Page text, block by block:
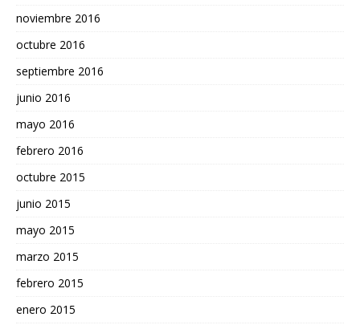
noviembre 2016
octubre 2016
septiembre 2016
junio 2016
mayo 2016
febrero 2016
octubre 2015
junio 2015
mayo 2015
marzo 2015
febrero 2015
enero 2015